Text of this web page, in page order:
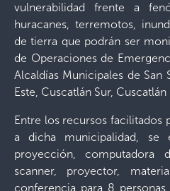
vulnerabilidad frente a
huracanes, terremotos,
de tierra que podrán ser
de Operaciones de
Alcaldías Municipales de San
Este, Cuscatlán Sur,
Entre los recursos facilitados
a dicha municipalidad, se
proyección, computadora
scanner, proyector,
conferencia para 8